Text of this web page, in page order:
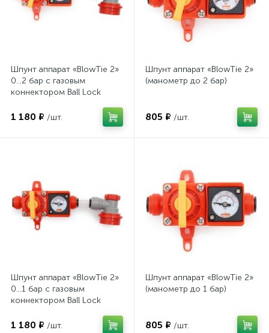
Шпунт аппарат «BlowTie 2»
0...2 бар с газовым
коннектором Ball Lock
1 180 ₽ /шт.
Шпунт аппарат «BlowTie 2»
(манометр до 2 бар)
805 ₽ /шт.
Шпунт аппарат «BlowTie 2»
0...1 бар с газовым
коннектором Ball Lock
1 180 ₽ /шт.
Шпунт аппарат «BlowTie 2»
(манометр до 1 бар)
805 ₽ /шт.